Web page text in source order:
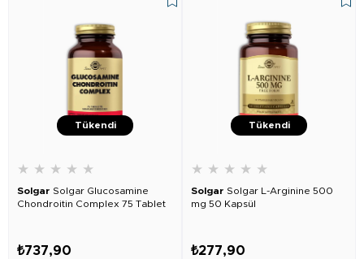
Tükendi
★ ★ ★ ★ ★
Solgar Solgar Glucosamine
Chondroitin Complex 75 Tablet
₺737,90
Tükendi
★ ★ ★ ★ ★
Solgar Solgar L-Arginine 500
mg 50 Kapsül
₺277,90